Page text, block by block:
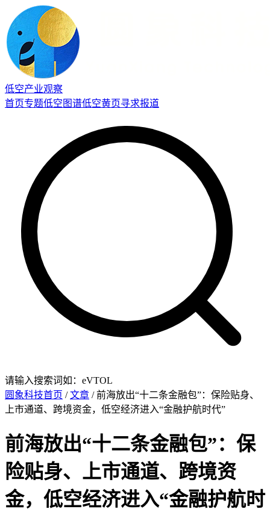
低空产业观察
首页专题低空图谱低空黄页寻求报道
请输入搜索词如：eVTOL
圆象科技首页 /文章 / 前海放出“十二条金融包”：保险贴身、
上市通道、跨境资金，低空经济进入“金融护航时代”
前海放出“十二条金融包”：保
险贴身、上市通道、跨境资
金，低空经济进入“金融护航时